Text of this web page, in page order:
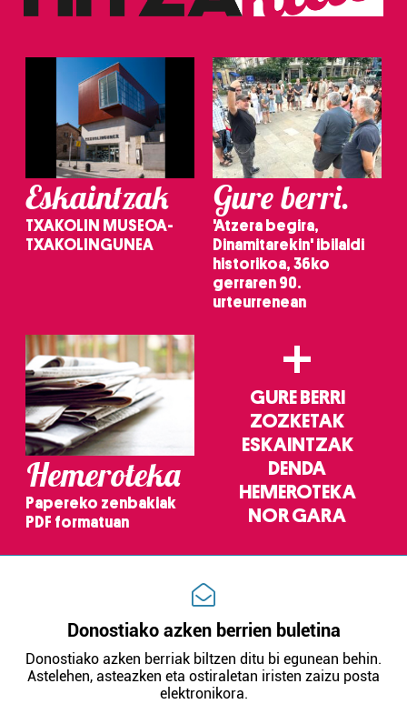
Eskaintzak
TXAKOLIN MUSEOA-
TXAKOLINGUNEA
Gure berri.
'Atzera begira,
Dinamitarekin' ibilaldi
historikoa, 36ko
gerraren 90.
urteurrenean
Hemeroteka
Papereko zenbakiak
PDF formatuan
+
GURE BERRI
ZOZKETAK
ESKAINTZAK
DENDA
HEMEROTEKA
NOR GARA
Donostiako azken berrien buletina
Donostiako azken berriak biltzen ditu bi egunean behin.
Astelehen, asteazken eta ostiraletan iristen zaizu posta
elektronikora.